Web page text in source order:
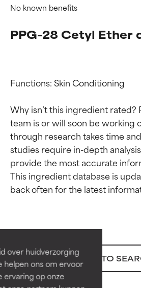
over huidverzorging
helpen ons om ervoor
ervaring op onze
No known benefits
PPG-28 Cetyl Ether
Functions: Skin Conditioning
Why isn’t this ingredient rated?
team is or will soon be working
through research takes time
studies require in-depth
provide the most accurate
This ingredient database is
BACK TO
Beoordelingen
Bewezen en
onafhankelijk
Uitstekend actief
voor de meeste
Beoordelingen
Bewezen en
onafhankelijk
Uitstekend actief
voor de meeste